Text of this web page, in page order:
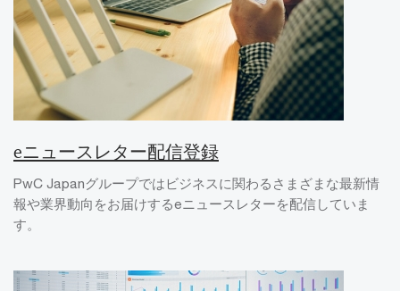
eニュースレター配信登録
PwC Japanグループではビジネスに関わるさまざまな最新情
報や業界動向をお届けするeニュースレターを配信していま
す。